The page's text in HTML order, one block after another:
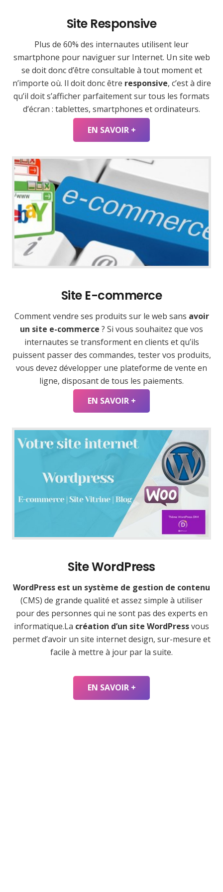
Site Responsive
Plus de 60% des internautes utilisent leur
smartphone pour naviguer sur Internet. Un site web
se doit donc d’être consultable à tout moment et
n’importe où. Il doit donc être responsive, c’est à dire
qu’il doit s’afficher parfaitement sur tous les formats
d’écran : tablettes, smartphones et ordinateurs.
EN SAVOIR +
Site E-commerce
Comment vendre ses produits sur le web sans avoir
un site e-commerce ? Si vous souhaitez que vos
internautes se transforment en clients et qu’ils
puissent passer des commandes, tester vos produits,
vous devez développer une plateforme de vente en
ligne, disposant de tous les paiements.
EN SAVOIR +
Site WordPress
WordPress est un système de gestion de contenu
(CMS) de grande qualité et assez simple à utiliser
pour des personnes qui ne sont pas des experts en
informatique.La création d’un site WordPressvous
permet d’avoir un site internet design, sur-mesure et
facile à mettre à jour par la suite.
EN SAVOIR +